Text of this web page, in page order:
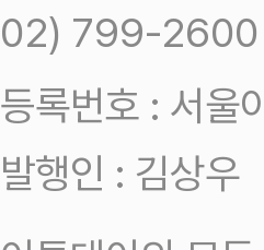
02) 799-2600
등록번호 : 서
발행인 : 김상우